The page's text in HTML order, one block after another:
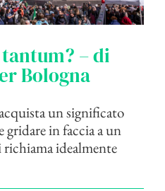
– di
Bologna
un significato
gridare in faccia a un
richiama idealmente